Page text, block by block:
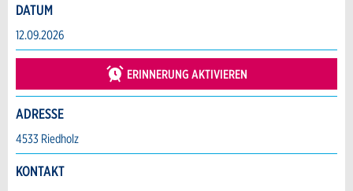
Anzeige beanstanden
Ihr Feedback wird sehr geschätzt!
Allgemeines Feedback
Anzeige nicht mehr gültig
Anzeige unvollständig
Anzeige weiterempfehlen
Empfehlen Sie diese Anzeige an Freunde
weiter.
Reservation
Veranstaltungsdatum *:
DATUM
12.09.2026
ERINNERUNG AKTIVIEREN
ADRESSE
4533 Riedholz
KONTAKT